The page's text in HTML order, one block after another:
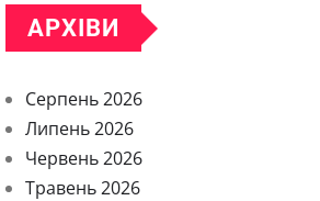
АРХІВИ
Серпень 2026
Липень 2026
Червень 2026
Травень 2026